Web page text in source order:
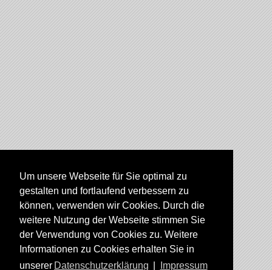
Um unsere Webseite für Sie optimal zu
gestalten und fortlaufend verbessern zu
können, verwenden wir Cookies. Durch die
weitere Nutzung der Webseite stimmen Sie
der Verwendung von Cookies zu. Weitere
Informationen zu Cookies erhalten Sie in
unserer Datenschutzerklärung Impressum